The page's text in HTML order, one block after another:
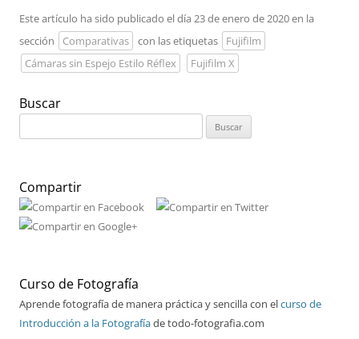
Este artículo ha sido publicado el día 23 de enero de 2020 en la
sección
Comparativas con las etiquetas
Fujifilm
Cámaras sin Espejo Estilo Réflex
Fujifilm X
Buscar
Compartir
Curso de Fotografía
Aprende fotografía de manera práctica y sencilla con elcurso de
Introducción a la Fotografíade todo-fotografia.com